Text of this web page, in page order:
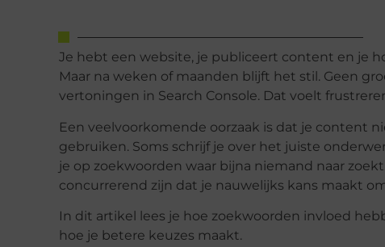
Je hebt een website, je publiceert content en je
Maar na weken of maanden blijft het stil. Geen
vertoningen in Search Console. Dat voelt
Een veelvoorkomende oorzaak is dat je content
gebruiken. Soms schrijf je over het juiste
je op zoekwoorden waar bijna niemand naar
concurrerend zijn dat je nauwelijks kans maakt
In dit artikel lees je hoe zoekwoorden invloed
hoe je betere keuzes maakt.